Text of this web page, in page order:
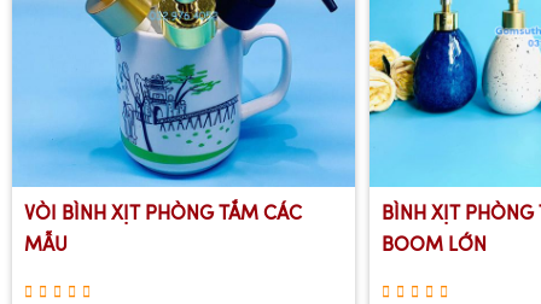
VÒI BÌNH XỊT PHÒNG TẮM CÁC
MẪU
BÌNH XỊT PHÒNG
BOOM LỚN